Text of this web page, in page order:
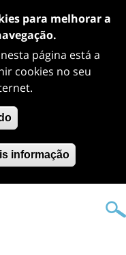
para melhorar a
página está a
cookies no seu
informação